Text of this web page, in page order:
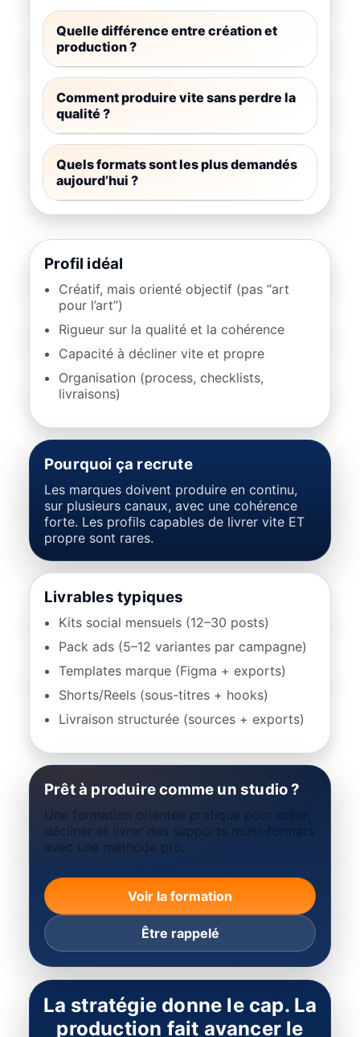
Quelle différence entre création et
production ?
Comment produire vite sans perdre la
qualité ?
Quels formats sont les plus demandés
aujourd’hui ?
Profil idéal
Créatif, mais orienté objectif (pas “art
pour l’art”)
Rigueur sur la qualité et la cohérence
Capacité à décliner vite et propre
Organisation (process, checklists,
livraisons)
Pourquoi ça recrute
Les marques doivent produire en continu,
sur plusieurs canaux, avec une cohérence
forte. Les profils capables de livrer vite ET
propre sont rares.
Livrables typiques
Kits social mensuels (12–30 posts)
Pack ads (5–12 variantes par campagne)
Templates marque (Figma + exports)
Shorts/Reels (sous-titres + hooks)
Livraison structurée (sources + exports)
Prêt à produire comme un studio ?
Une formation orientée pratique pour créer,
décliner et livrer des supports multi-formats
avec une méthode pro.
Voir la formation
Être rappelé
La stratégie donne le cap. La
production fait avancer le